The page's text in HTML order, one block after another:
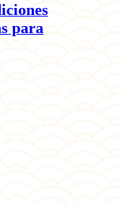
para